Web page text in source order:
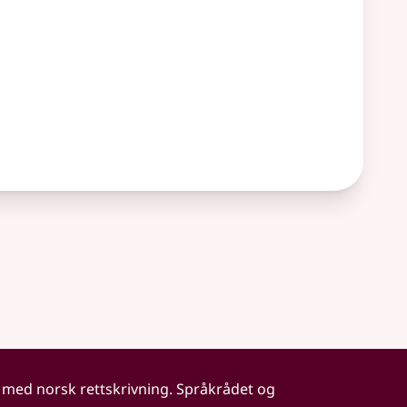
norsk rettskrivning. Språkrådet og